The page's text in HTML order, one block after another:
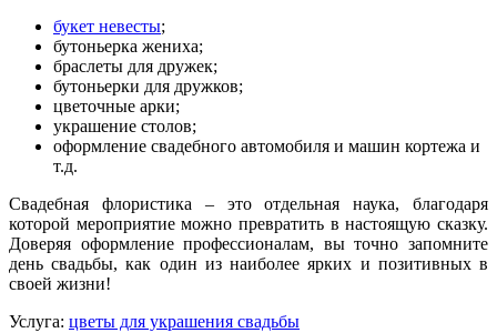
букет невесты;
бутоньерка жениха;
браслеты для дружек;
бутоньерки для дружков;
цветочные арки;
украшение столов;
оформление свадебного автомобиля и машин кортежа и
т.д.
Свадебная флористика – это отдельная наука, благодаря
которой мероприятие можно превратить в настоящую сказку.
Доверяя оформление профессионалам, вы точно запомните
день свадьбы, как один из наиболее ярких и позитивных в
своей жизни!
Услуга: цветы для украшения свадьбы